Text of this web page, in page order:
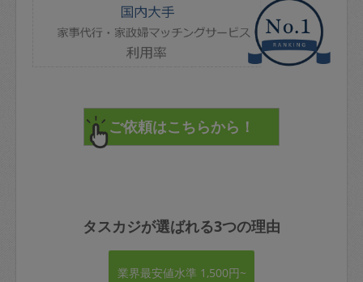
タスカジが選ばれる3つの理由
業界最安値水準 1,500円~